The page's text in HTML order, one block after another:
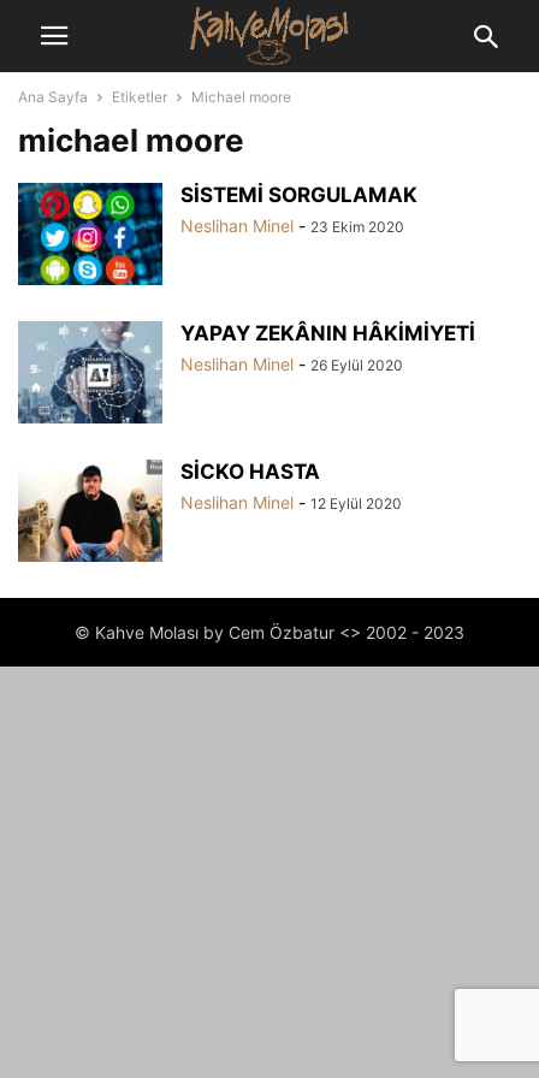
Ana Sayfa Etiketler Michael moore
michael moore
SİSTEMİ SORGULAMAK
Neslihan Minel - 23 Ekim 2020
YAPAY ZEKÂNIN HÂKİMİYETİ
Neslihan Minel - 26 Eylül 2020
SİCKO HASTA
Neslihan Minel - 12 Eylül 2020
© Kahve Molası by Cem Özbatur <> 2002 - 2023